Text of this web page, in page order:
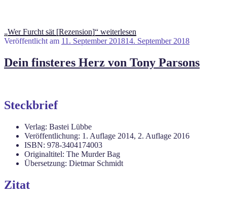
„Wer Furcht sät [Rezension]“ weiterlesen
Veröffentlicht am 11. September 201814. September 2018
Dein finsteres Herz von Tony Parsons
Steckbrief
Verlag: Bastei Lübbe
Veröffentlichung: 1. Auflage 2014, 2. Auflage 2016
ISBN: 978-3404174003
Originaltitel: The Murder Bag
Übersetzung: Dietmar Schmidt
Zitat